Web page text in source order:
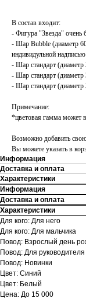
В состав входит:
- Фигура "Звезда" очень
- Шар Bubble (диаметр
индивидульной
- Шар стандарт
- Шар стандарт
- Шар стандарт
Примечание:
*цветовая гамма может
Возможно добавить
Вы можете указать в
Информация
Доставка и оплата
Характеристики
Информация
Доставка и оплата
Характеристики
Для кого: Для него
Для кого: Для мальчика
Повод: Взрослый день
Повод: Для руководителя
Повод: Новинки
Цвет: Синий
Цвет: Белый
Цена: До 15 000